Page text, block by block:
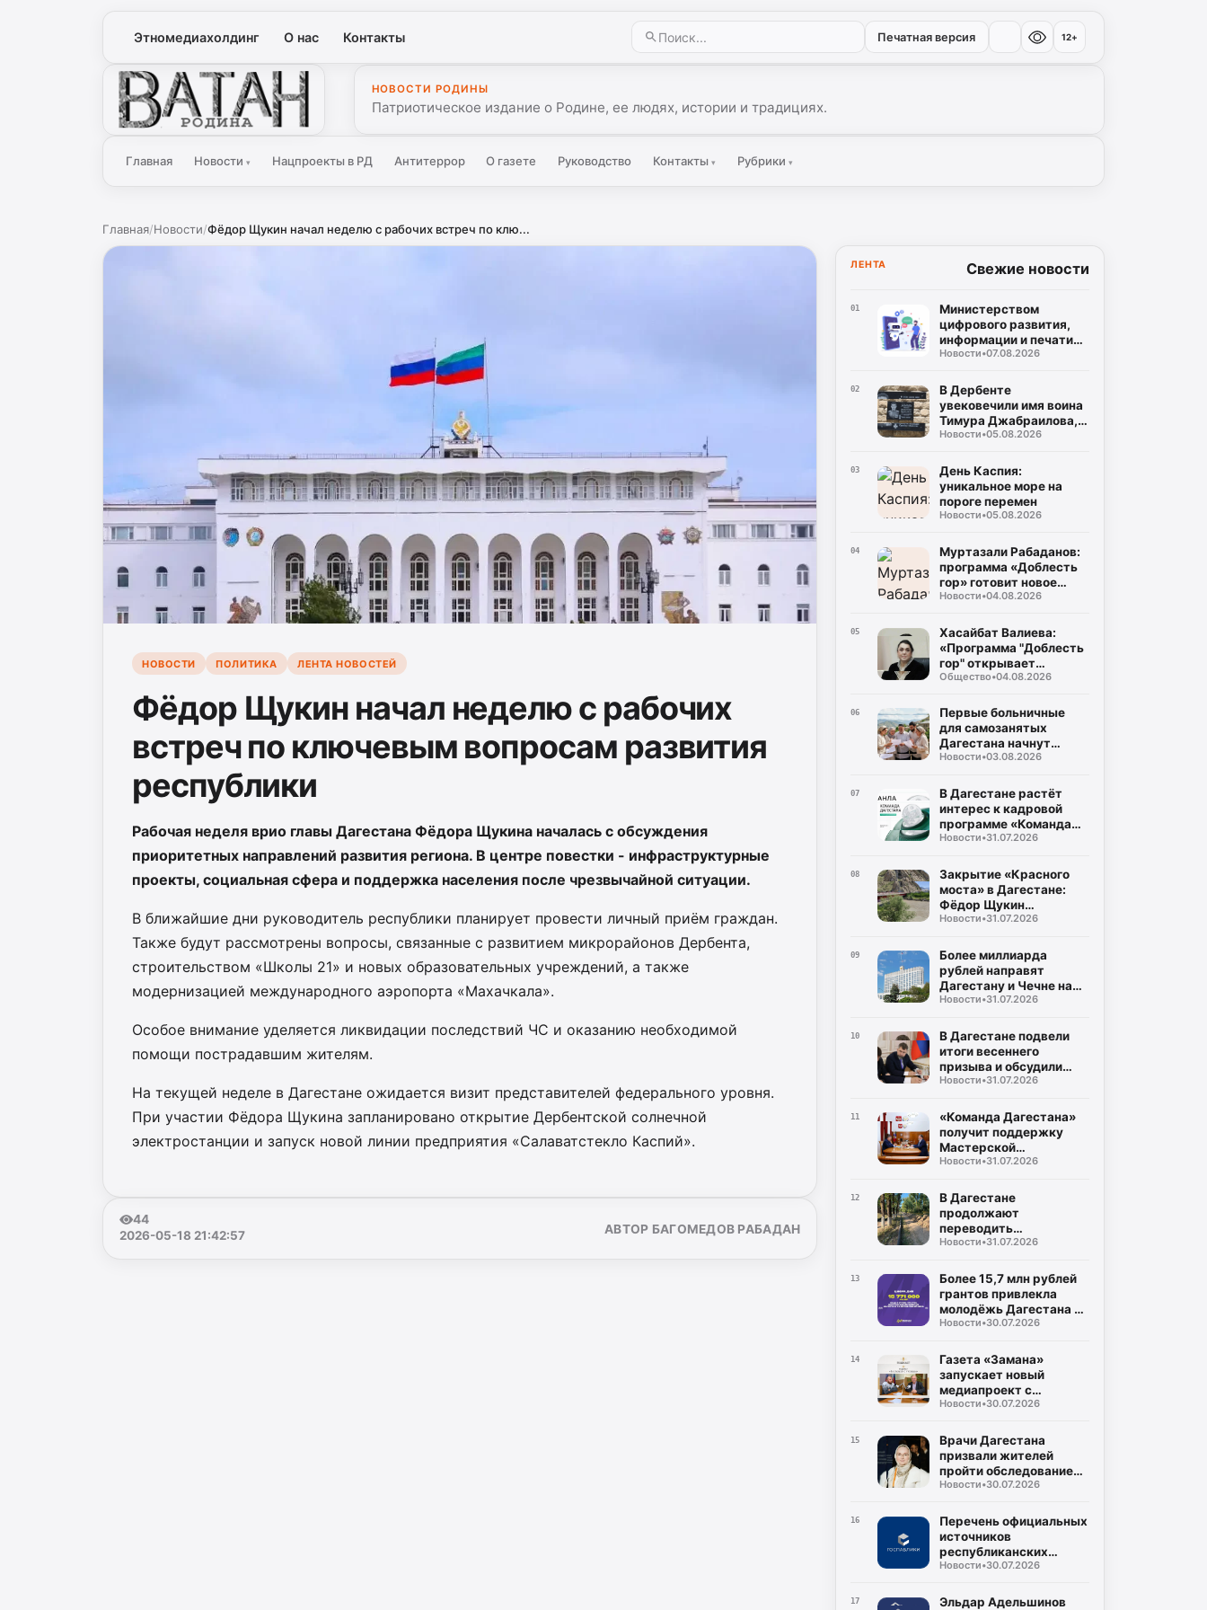
Этномедиахолдинг О нас Контакты Печатная версия 12+
Ватан
НОВОСТИ РОДИНЫ
Патриотическое издание о Родине, ее людях, истории и традициях.
Главная Новости▾ Нацпроекты в РД Антитеррор О газете Руководство Контакты ▾ Рубрики ▾
Главная/Новости/Фёдор Щукин начал неделю с рабочих встреч по клю...
НОВОСТИ ПОЛИТИКА ЛЕНТА НОВОСТЕЙ
Фёдор Щукин начал неделю с рабочих
встреч по ключевым вопросам развития
республики
Рабочая неделя врио главы Дагестана Фёдора Щукина началась с обсуждения
приоритетных направлений развития региона. В центре повестки - инфраструктурные
проекты, социальная сфера и поддержка населения после чрезвычайной ситуации.
В ближайшие дни руководитель республики планирует провести личный приём граждан.
Также будут рассмотрены вопросы, связанные с развитием микрорайонов Дербента,
строительством «Школы 21» и новых образовательных учреждений, а также
модернизацией международного аэропорта «Махачкала».
Особое внимание уделяется ликвидации последствий ЧС и оказанию необходимой
помощи пострадавшим жителям.
На текущей неделе в Дагестане ожидается визит представителей федерального уровня.
При участии Фёдора Щукина запланировано открытие Дербентской солнечной
электростанции и запуск новой линии предприятия «Салаватстекло Каспий».
44
2026-05-18 21:42:57
АВТОР БАГОМЕДОВ РАБАДАН
ЛЕНТА Свежие новости
01
Министерством
цифрового развития,
информации и печати
Республики Дагестан
созданию корпусов
национальных языков
народов Республики
Дагестан
Новости•07.08.2026
02
В Дербенте
увековечили имя воина
Тимура Джабраилова,
отдавшего жизнь за
Новости•05.08.2026
03
День Каспия:
уникальное море на
пороге перемен
Новости•05.08.2026
04
Муртазали Рабаданов:
программа «Доблесть
гор» готовит новое
поколение
Дагестана
Новости•04.08.2026
05
Хасайбат Валиева:
«Программа "Доблесть
гор" открывает
участникам СВО новые
служения Дагестану»
Общество•04.08.2026
06
Первые больничные
для самозанятых
Дагестана начнут
выплачивать уже в
Новости•03.08.2026
07
В Дагестане растёт
интерес к кадровой
программе «Команда
Дагестана»
Новости•31.07.2026
08
Закрытие «Красного
моста» в Дагестане:
Фёдор Щукин
потребовал ускорить
Новости•31.07.2026
09
Более миллиарда
рублей направят
Дагестану и Чечне на
помощь пострадавшим
Новости•31.07.2026
10
В Дагестане подвели
итоги весеннего
призыва и обсудили
набор на контрактную
Новости•31.07.2026
11
«Команда Дагестана»
получит поддержку
Мастерской
управления «Сенеж»
Новости•31.07.2026
12
В Дагестане
продолжают
переводить
газопроводы под землю
безопасности
Новости•31.07.2026
13
Более 15,7 млн рублей
грантов привлекла
молодёжь Дагестана в
2026 году
Новости•30.07.2026
14
Газета «Замана»
запускает новый
медиапроект с
участием известных
Новости•30.07.2026
15
Врачи Дагестана
призвали жителей
пройти обследование
на гепатит С во время
Новости•30.07.2026
16
Перечень официальных
источников
республиканских
средств массовой
Новости•30.07.2026
17
Эльдар Адельшинов